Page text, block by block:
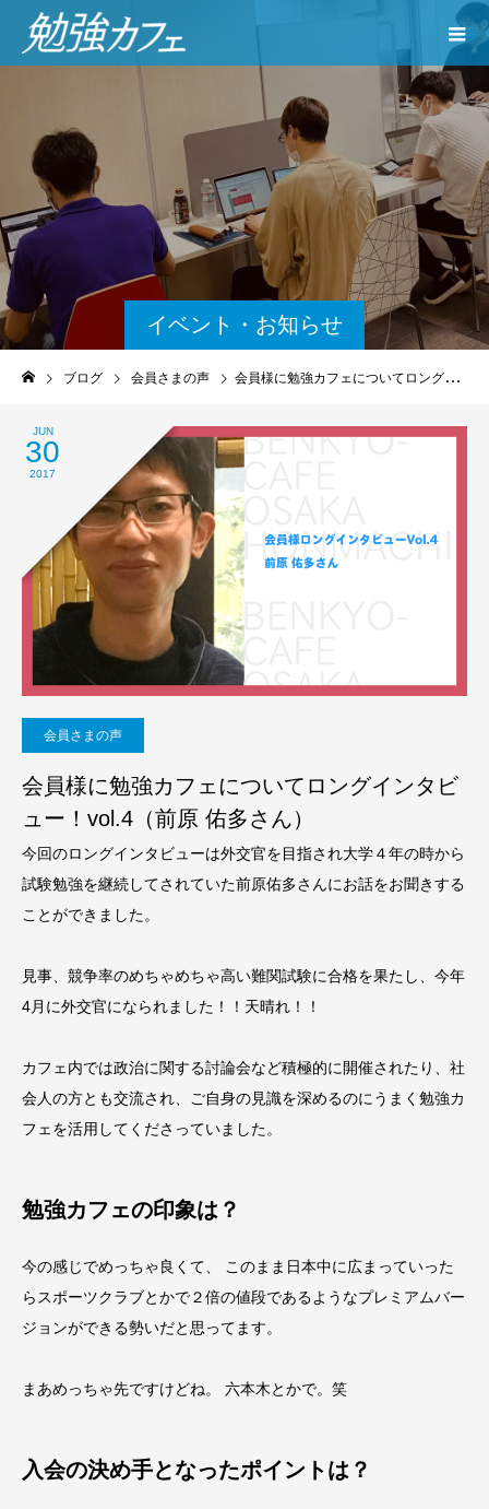
イベント・お知らせ
ブログ 会員さまの声 会員様に勉強カフェについてロングインタビュー！vol.4（前原 佑多さん）
JUN
30
2017
会員さまの声
会員様に勉強カフェについてロングインタビ
ュー！vol.4（前原 佑多さん）
今回のロングインタビューは外交官を目指され大学４年の時から
試験勉強を継続してされていた前原佑多さんにお話をお聞きする
ことができました。
見事、競争率のめちゃめちゃ高い難関試験に合格を果たし、今年
4月に外交官になられました！！天晴れ！！
カフェ内では政治に関する討論会など積極的に開催されたり、社
会人の方とも交流され、ご自身の見識を深めるのにうまく勉強カ
フェを活用してくださっていました。
勉強カフェの印象は？
今の感じでめっちゃ良くて、 このまま日本中に広まっていった
らスポーツクラブとかで２倍の値段であるようなプレミアムバー
ジョンができる勢いだと思ってます。
まあめっちゃ先ですけどね。 六本木とかで。笑
入会の決め手となったポイントは？